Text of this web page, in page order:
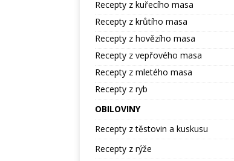
Recepty z kuřecího masa
Recepty z krůtího masa
Recepty z hovězího masa
Recepty z vepřového masa
Recepty z mletého masa
Recepty z ryb
OBILOVINY
Recepty z těstovin a kuskusu
Recepty z rýže